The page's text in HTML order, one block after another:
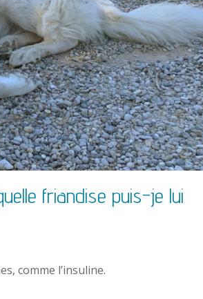
friandise puis-je lui
comme l’insuline.